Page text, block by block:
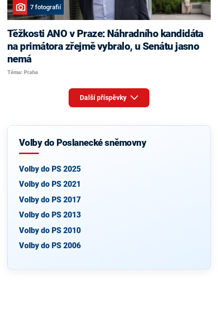
7 fotografií
Těžkosti ANO v Praze: Náhradního kandidáta
na primátora zřejmě vybralo, u Senátu jasno
nemá
Téma: Praha
Další příspěvky
Volby do Poslanecké sněmovny
Volby do PS 2025
Volby do PS 2021
Volby do PS 2017
Volby do PS 2013
Volby do PS 2010
Volby do PS 2006